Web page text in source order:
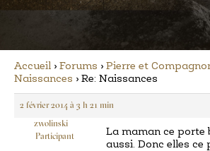
Accueil › Forums › Pierre et
Naissances › Re: Naissances
2 février 2014 à 3 h 21 min
zwolinski
Participant
La maman ce porte
aussi. Donc elles ce